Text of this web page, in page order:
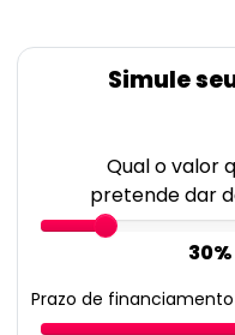
Simule
Qual o valor
pretende dar
30%
Prazo de financiamento